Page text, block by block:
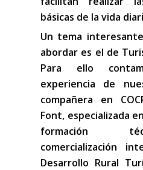
básicas de la vida
Un tema
abordar es el de
Para ello
experiencia de
compañera en
Font, especializada
formación
comercialización
Desarrollo Rural